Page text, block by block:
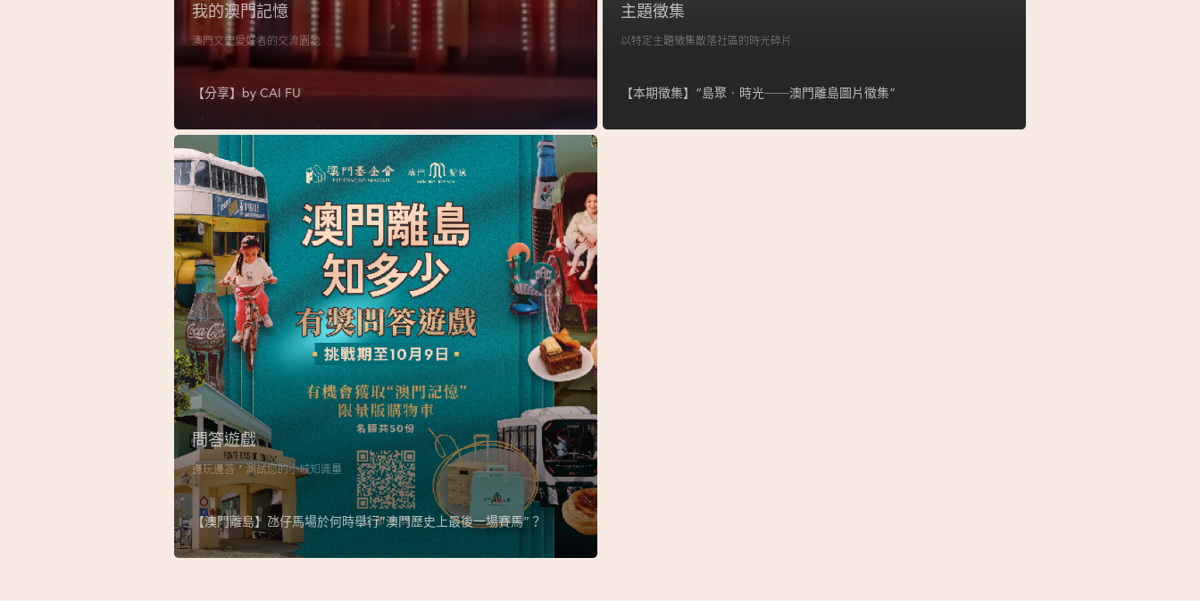
我的澳門記憶
澳門文史愛好者的交流園地
【分享】by CAI FU
主題徵集
以特定主題徵集散落社區的時光碎片
【本期徵集】“島聚‧時光──澳門離島圖片徵集”
問答遊戲
邊玩邊答，測試您的小城知識量
【澳門離島】氹仔馬場於何時舉行“澳門歷史上最後一場賽馬”？